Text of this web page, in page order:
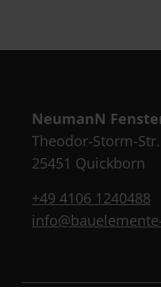
NeumanN
Theodor-Storm-
25451 Quickborn
+49 4106 1240488